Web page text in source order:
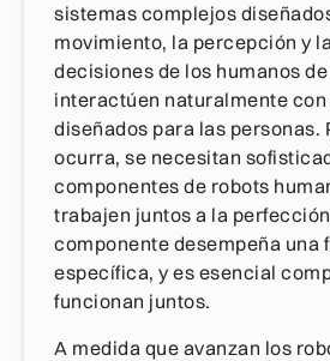
sistemas complejos
movimiento, la percepción y
decisiones de los humanos
interactúen naturalmente
diseñados para las personas.
ocurra, se necesitan
componentes de robots
trabajen juntos a la
componente desempeña una
específica, y es esencial
funcionan juntos.
A medida que avanzan los